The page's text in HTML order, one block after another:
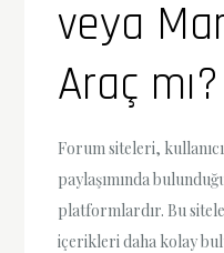
veya
Araç mı?
Forum siteleri,
paylaşımında
platformlardır. Bu
içerikleri daha kolay